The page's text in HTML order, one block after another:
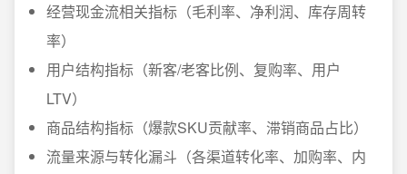
经营现金流相关指标（毛利率、净利润、库存周转
率）
用户结构指标（新客/老客比例、复购率、用户
LTV）
商品结构指标（爆款SKU贡献率、滞销商品占比）
流量来源与转化漏斗（各渠道转化率、加购率、内